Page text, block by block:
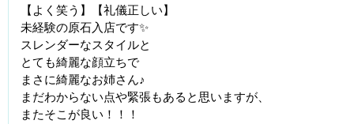
【よく笑う】【礼儀正しい】
未経験の原石入店です✨
スレンダーなスタイルと
とても綺麗な顔立ちで
まさに綺麗なお姉さん♪
まだわからない点や緊張もあると思いますが、
またそこが良い！！！